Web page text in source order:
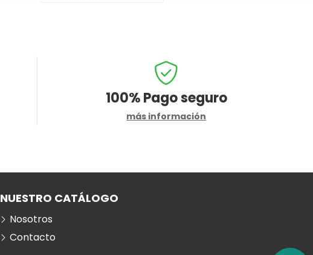
100%Pago seguro
más información
NUESTRO CATÁLOGO
Nosotros
Contacto